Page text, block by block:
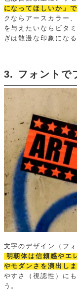
になってほしいか」
クならアースカラー
を与えたいならビタ
ぎは散漫な印象にな
3. フォントで
文字のデザイン（フ
明朝体は信頼感やエ
やモダンさを演出しま
やすさ（視認性）に
う。